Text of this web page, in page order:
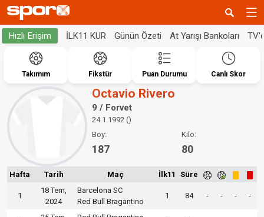
Hızlı Erişim İLK11 KUR Günün Özeti At Yarışı Bankoları
Takımım Fikstür Puan Durumu Canlı Skor
Octavio Rivero
9 / Forvet
24.1.1992 ()
Boy:
187
Kilo:
80
Hafta Tarih Maç İlk11 Süre
1
18 Tem,
2024
Barcelona SC
Red Bull Bragantino
1 84 - - - -